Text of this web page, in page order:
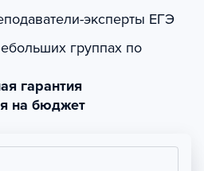
эксперты ЕГЭ
группах по
гарантия
на бюджет